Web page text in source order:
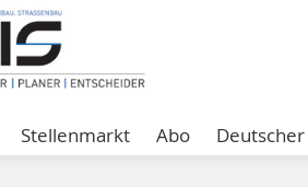
Stellenmarkt Abo